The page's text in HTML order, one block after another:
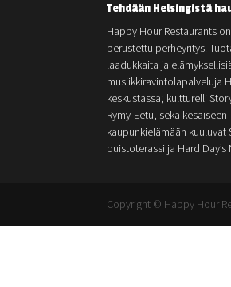
Tehdään Helsingistä
Happy Hour Restaurants
perustettu perheyritys.
laadukkaita ja
musiikkiravintolapalveluja
keskustassa; kultturelli
Rymy-Eetu, sekä kesäiseen
kaupunkielämään kuuluvat
puistoterassi ja Hard Day’s
Copyright © Happy Hour